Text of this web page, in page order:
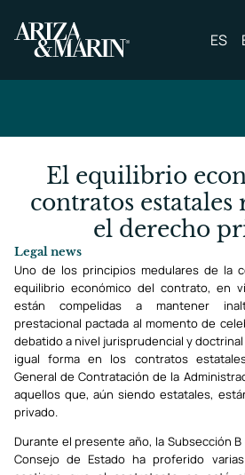
ES
El equilibrio
contratos
el derecho
Legal news
Uno de los principios medulares de la
equilibrio económico del contrato, en
están compelidas a mantener
prestacional pactada al momento de
debatido a nivel jurisprudencial y
igual forma en los contratos
General de Contratación de la
aquellos que, aún siendo estatales,
privado.
Durante el presente año, la Subsección
Consejo de Estado ha proferido